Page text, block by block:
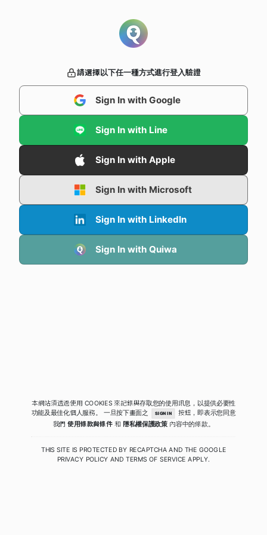
請選擇以下任一種方式進行登入驗證
Sign In with Google
Sign In with Line
Sign In with Apple
Sign In with Microsoft
Sign In with LinkedIn
Sign In with Quiwa
本網站須透過使用 COOKIES 來記錄與存取您的使用訊息，以提供必要性
功能及最佳化個人服務。 一旦按下畫面之 SIGN IN
按鈕，即表示您同意
我們使用條款與條件和 隱私權保護政策內容中的條款。
THIS SITE IS PROTECTED BY RECAPTCHA AND THE GOOGLE
PRIVACY POLICY ANDTERMS OF SERVICE APPLY.